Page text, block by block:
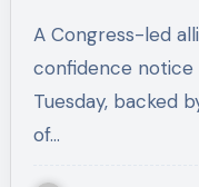
A Congress-led alliance submitted a no-
confidence notice
Tuesday, backed
of…